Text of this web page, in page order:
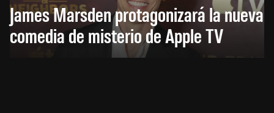
James Marsden protagonizará la nueva
comedia de misterio de Apple TV